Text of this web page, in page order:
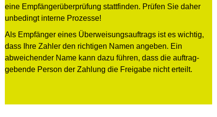
eine Empfängerüberprüfung stattfinden. Prüfen Sie daher
unbedingt interne Prozesse!
Als Empfänger eines Überweisungs­auftrags ist es wichtig,
dass Ihre Zahler den richtigen Namen angeben. Ein
abweichender Name kann dazu führen, dass die auftrag­
gebende Person der Zahlung die Freigabe nicht erteilt.